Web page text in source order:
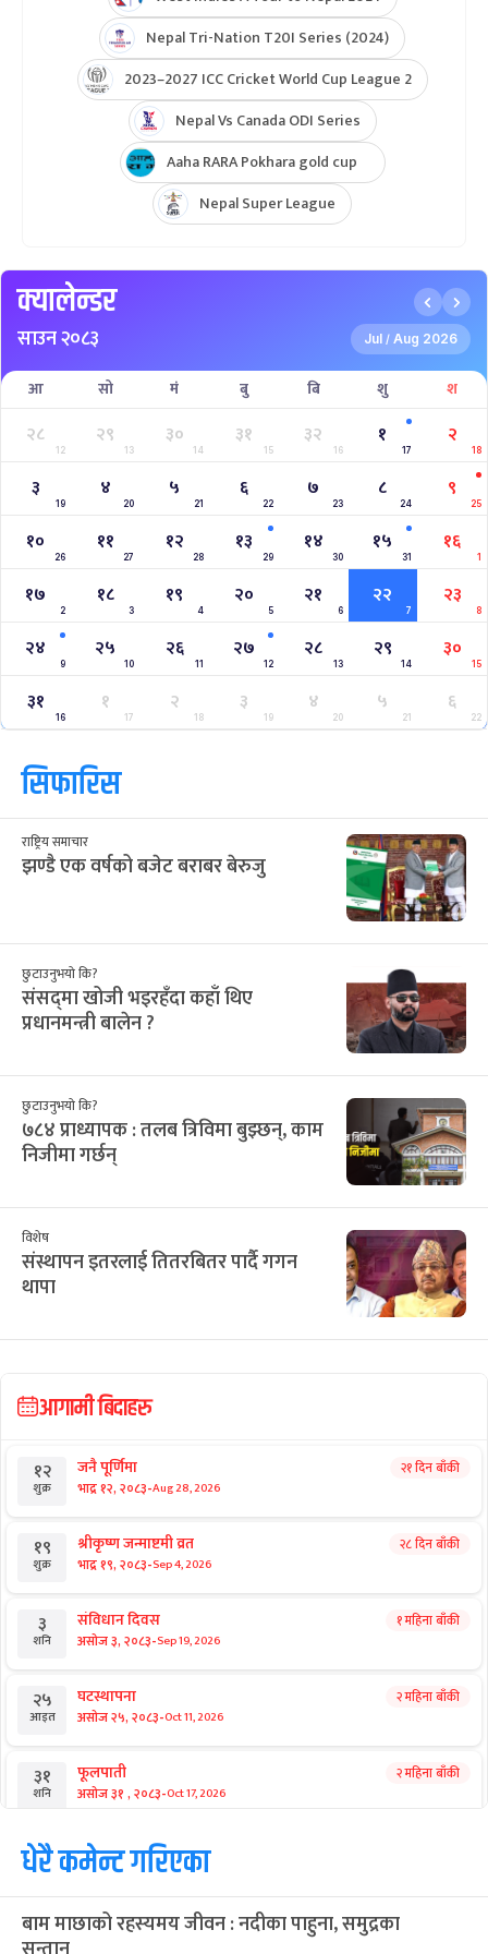
Nepal Tri-Nation T20I Series (2024)
2023–2027 ICC Cricket World Cup League 2
Nepal Vs Canada ODI Series
Aaha RARA Pokhara gold cup
Nepal Super League
क्यालेन्डर
साउन २०८३ Jul / Aug 2026
आ सो मं बु बि शु श
२८
12
२९
13
३०
14
३१
15
३२
16
१
17
२
18
३
19
४
20
५
21
६
22
७
23
८
24
९
25
१०
26
११
27
१२
28
१३
29
१४
30
१५
31
१६
1
१७
2
१८
3
१९
4
२०
5
२१
6
२२
7
२३
8
२४
9
२५
10
२६
11
२७
12
२८
13
२९
14
३०
15
३१
16
१
17
२
18
३
19
४
20
५
21
६
22
सिफारिस
राष्ट्रिय समाचार
झण्डै एक वर्षको बजेट बराबर बेरुजु
छुटाउनुभयो कि?
संसद्‌मा खोजी भइरहँदा कहाँ थिए
प्रधानमन्त्री बालेन ?
छुटाउनुभयो कि?
७८४ प्राध्यापक : तलब त्रिविमा बुझ्छन्, काम
निजीमा गर्छन्
विशेष
संस्थापन इतरलाई तितरबितर पार्दै गगन
थापा
आगामी बिदाहरु
१२
शुक्र
जनै पूर्णिमा
भाद्र १२, २०८३-Aug 28, 2026
२१ दिन बाँकी
१९
शुक्र
श्रीकृष्ण जन्माष्टमी व्रत
भाद्र १९, २०८३-Sep 4, 2026
२८ दिन बाँकी
३
शनि
संविधान दिवस
असोज ३, २०८३-Sep 19, 2026
१ महिना बाँकी
२५
आइत
घटस्थापना
असोज २५, २०८३-Oct 11, 2026
२ महिना बाँकी
३१
शनि
फूलपाती
असोज ३१ , २०८३-Oct 17, 2026
२ महिना बाँकी
१
आइत
कार्तिक सङ्क्रान्ति
कार्तिक १, २०८३-Oct 18, 2026
३
मंगल
महानवमी २ महिना बाँकी
धेरै कमेन्ट गरिएका
बाम माछाको रहस्यमय जीवन : नदीका पाहुना, समुद्रका